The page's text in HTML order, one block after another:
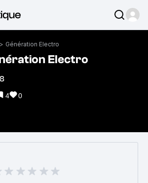
> Génération Electro
Electro
4 0